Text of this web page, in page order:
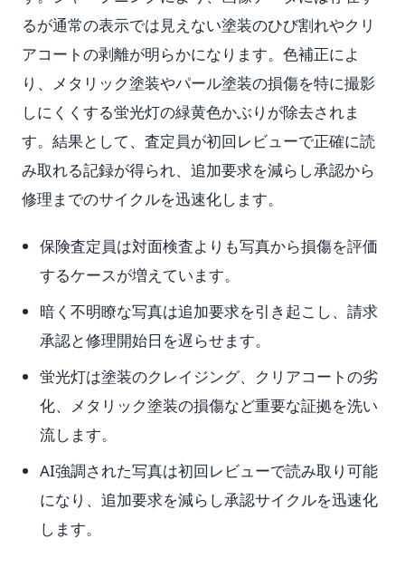
るが通常の表示では見えない塗装のひび割れやクリ
アコートの剥離が明らかになります。色補正によ
り、メタリック塗装やパール塗装の損傷を特に撮影
しにくくする蛍光灯の緑黄色かぶりが除去されま
す。結果として、査定員が初回レビューで正確に読
み取れる記録が得られ、追加要求を減らし承認から
修理までのサイクルを迅速化します。
保険査定員は対面検査よりも写真から損傷を評価
するケースが増えています。
暗く不明瞭な写真は追加要求を引き起こし、請求
承認と修理開始日を遅らせます。
蛍光灯は塗装のクレイジング、クリアコートの劣
化、メタリック塗装の損傷など重要な証拠を洗い
流します。
AI強調された写真は初回レビューで読み取り可能
になり、追加要求を減らし承認サイクルを迅速化
します。